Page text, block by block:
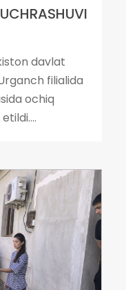
davlat
filialida
ochiq